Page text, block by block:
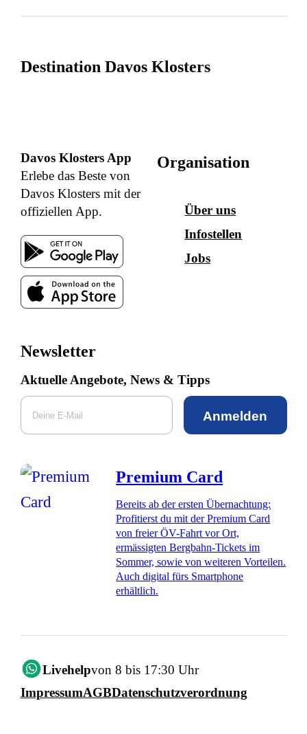
Destination Davos Klosters
Davos Klosters App
Erlebe das Beste von
Davos Klosters mit der
offiziellen App.
Organisation
Über uns
Infostellen
Jobs
Newsletter
Aktuelle Angebote, News & Tipps
Anmelden
Premium Card
Bereits ab der ersten Übernachtung:
Profitierst du mit der Premium Card
von freier ÖV-Fahrt vor Ort,
ermässigten Bergbahn-Tickets im
Sommer, sowie von weiteren Vorteilen.
Auch digital fürs Smartphone
erhältlich.
Livehelpvon 8 bis 17:30 Uhr
ImpressumAGBDatenschutzverordnung